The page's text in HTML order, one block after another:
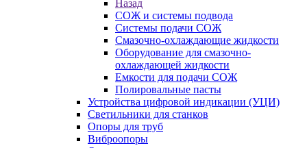
Назад
СОЖ и системы подвода
Системы подачи СОЖ
Смазочно-охлаждающие жидкости
Оборудование для смазочно-
охлаждающей жидкости
Емкости для подачи СОЖ
Полировальные пасты
Устройства цифровой индикации (УЦИ)
Светильники для станков
Опоры для труб
Виброопоры